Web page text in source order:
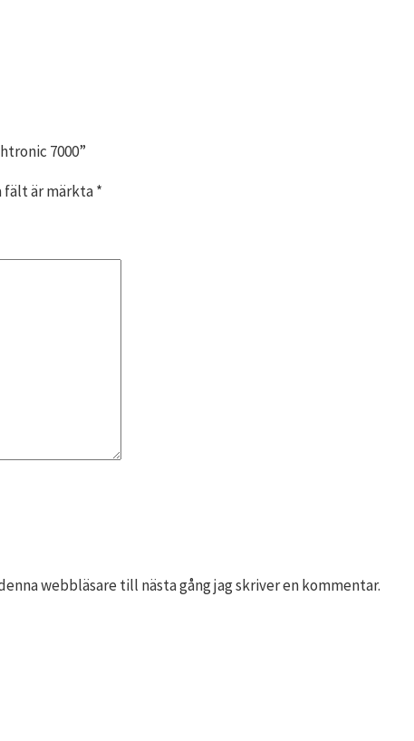
7000”
fält är märkta*
webbläsare till nästa gång jag skriver en kommentar.